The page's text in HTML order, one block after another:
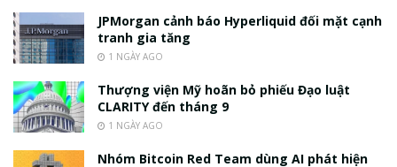
JPMorgan cảnh báo Hyperliquid đối mặt cạnh
tranh gia tăng
1 NGÀY AGO
Thượng viện Mỹ hoãn bỏ phiếu Đạo luật
CLARITY đến tháng 9
1 NGÀY AGO
Nhóm Bitcoin Red Team dùng AI phát hiện